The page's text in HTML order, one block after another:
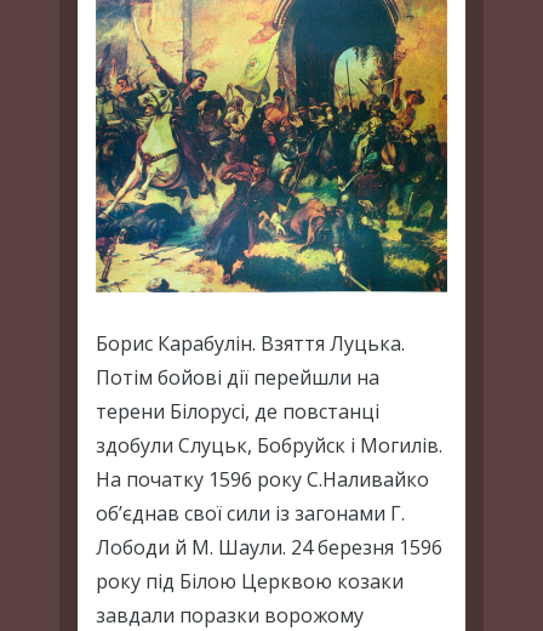
Борис Карабулін. Взяття Луцька.
Потім бойові дії перейшли на
терени Білорусі, де повстанці
здобули Слуцьк, Бобруйск і Могилів.
На початку 1596 року С.Наливайко
об’єднав свої сили із загонами Г.
Лободи й М. Шаули. 24 березня 1596
року під Білою Церквою козаки
завдали поразки ворожому